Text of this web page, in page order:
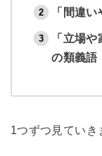
「間違
「立場
の類義語
1つずつ見ていき